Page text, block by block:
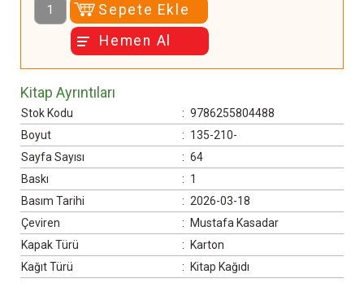
Sepete Ekle
Hemen Al
Kitap Ayrıntıları
Stok Kodu : 9786255804488
Boyut
: 135-210-
Sayfa Sayısı
: 64
Baskı
: 1
Basım Tarihi
: 2026-03-18
Çeviren
:
Mustafa Kasadar
Kapak Türü
:
Karton
Kağıt Türü
:
Kitap Kağıdı